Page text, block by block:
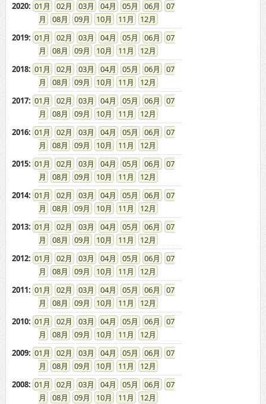
2020: 01 02 03 04 05 06
07
08
09 10 11
12
2019: 01 02 03 04 05 06
07
08
09 10 11
12
2018: 01 02 03 04 05 06
07
08
09 10 11
12
2017: 01 02 03 04 05 06
07
08
09 10 11
12
2016: 01 02 03 04 05 06
07
08
09 10 11
12
2015: 01 02 03 04 05 06
07
08
09 10 11
12
2014: 01 02 03 04 05 06
07
08
09 10 11
12
2013: 01 02 03 04 05 06
07
08
09 10 11
12
2012: 01 02 03 04 05 06
07
08
09 10 11
12
2011: 01 02 03 04 05 06
07
08
09 10 11
12
2010: 01 02 03 04 05 06
07
08
09 10 11
12
2009: 01 02 03 04 05 06
07
08
09 10 11
12
2008: 01 02 03 04 05 06
07
08
09 10 11
12